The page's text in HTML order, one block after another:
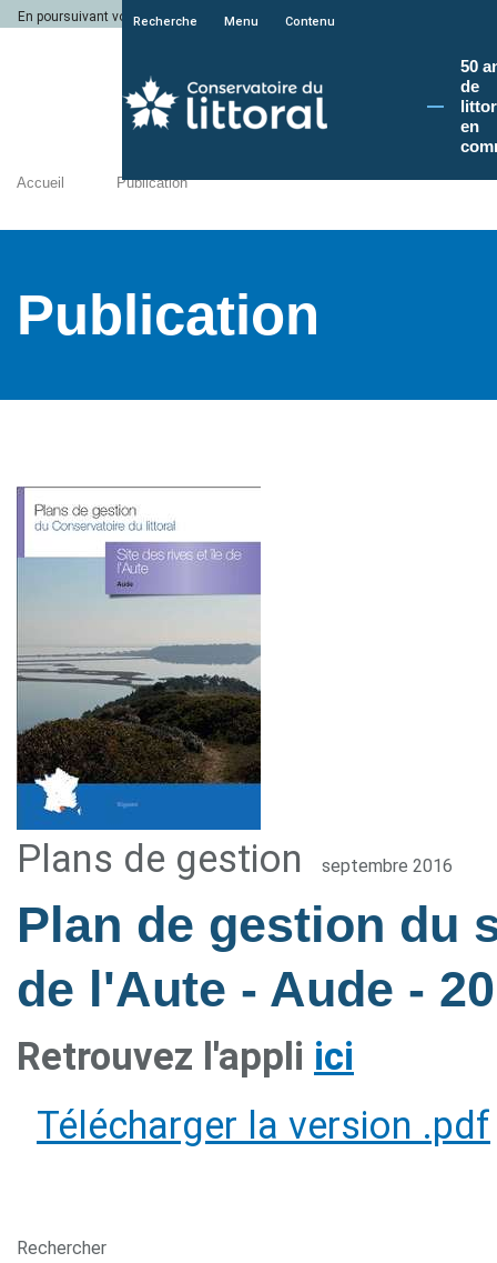
En poursuivant votre navigation sur le site du Conservatoire du littoral, vous
Recherche Menu Contenu
50
de
en
Accueil Publication
Publication
Plans de gestion septembre 2016
Plan de gestion du
de l'Aute - Aude -
Retrouvez l'appli ici
Télécharger la version .pdf
Rechercher